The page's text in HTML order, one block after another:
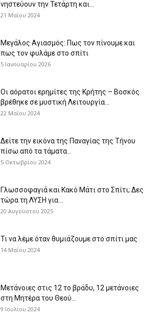
νηστεύουν την Τετάρτη και...
21 Μαΐου 2024
Μεγάλος Αγιασμός: Πως τον πίνουμε και
πως τον φυλάμε στο σπίτι
5 Ιανουαρίου 2026
Οι αόρατοι ερημίτες της Κρήτης – Βοσκός
βρέθηκε σε μυστική Λειτουργία...
22 Μαΐου 2024
Δείτε την εικόνα της Παναγίας της Τήνου
πίσω από τα τάματα...
5 Οκτωβρίου 2024
Γλωσσοφαγιά και Κακό Μάτι στο Σπίτι; Δες
τώρα τη ΛΥΣΗ για...
20 Αυγούστου 2025
Τι να λέμε όταν θυμιάζουμε στο σπίτι μας
14 Μαΐου 2024
Μετάνοιες στις 12 το βράδυ, 12 μετάνοιες
στη Μητέρα του Θεού...
9 Ιουλίου 2024